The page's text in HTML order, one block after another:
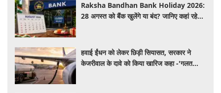
Raksha Bandhan Bank Holiday 2026:
28 अगस्त को बैंक खुलेंगे या बंद? जानिए कहां रहेगी
हवाई ईंधन को लेकर छिड़ी सियासत, सरकार ने
केजरीवाल के दावे को किया खारिज कहा -'गलत